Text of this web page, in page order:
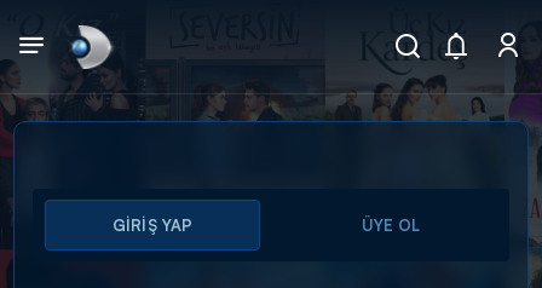
Arama
GİRİŞ YAP ÜYE OL